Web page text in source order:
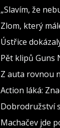
„Slavím, že
Zlom, který
Ústřice
Pět klipů Guns
Z auta rovnou
Action láká:
Dobrodružství
Machačev jde